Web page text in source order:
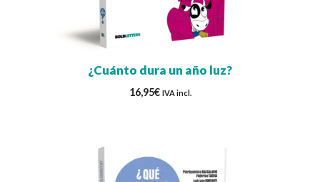
¿Cuánto dura un año luz?
16,95€ IVA incl.